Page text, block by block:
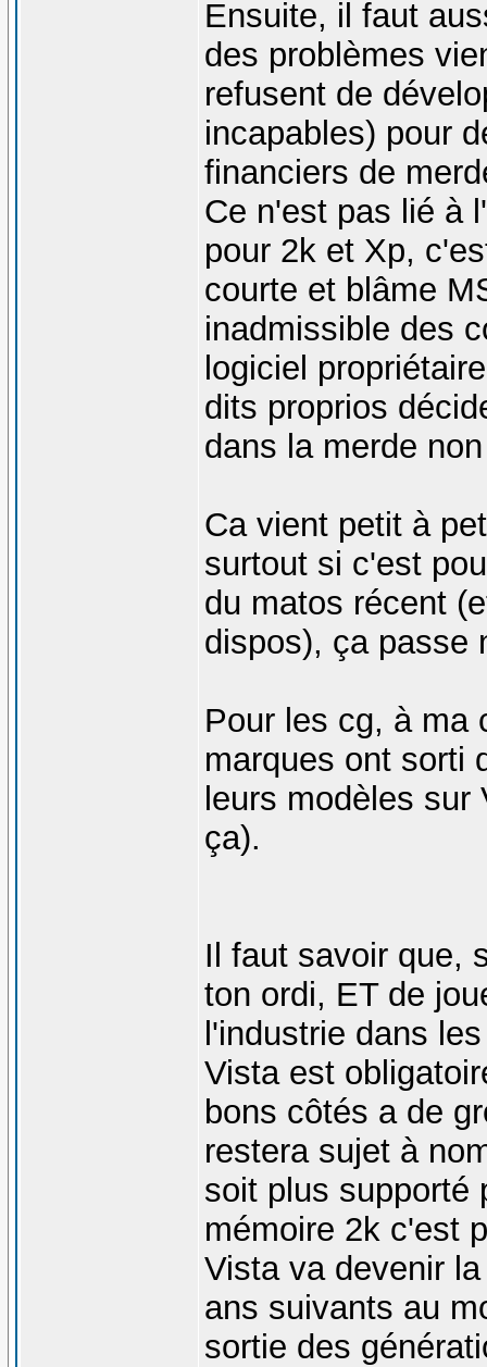
Ensuite, il faut
des problèmes
refusent de
incapables) pour
financiers de
Ce n'est pas lié à
pour 2k et Xp,
courte et blâme
inadmissible des
logiciel
dits proprios
dans la merde
Ca vient petit à
surtout si c'est
du matos récent
dispos), ça passe
Pour les cg, à ma
marques ont sorti
leurs modèles
ça).
Il faut savoir que,
ton ordi, ET de
l'industrie dans
Vista est
bons côtés a de
restera sujet à
soit plus supporté
mémoire 2k c'est
Vista va devenir
ans suivants au
sortie des